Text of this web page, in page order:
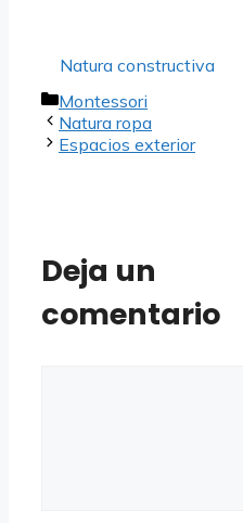
Natura constructiva
Categorías
Montessori
Natura ropa
Espacios exterior
Deja un
comentario